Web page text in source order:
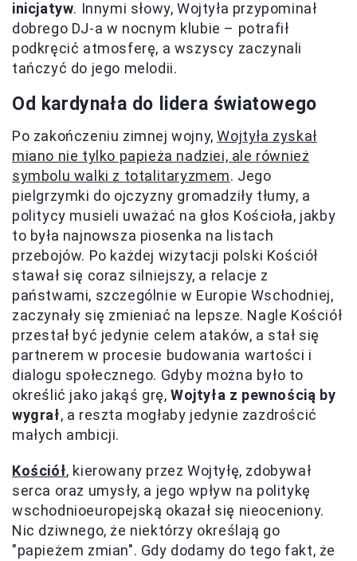
inicjatyw. Innymi słowy, Wojtyła przypominał
dobrego DJ-a w nocnym klubie – potrafił
podkręcić atmosferę, a wszyscy zaczynali
tańczyć do jego melodii.
Od kardynała do lidera światowego
Po zakończeniu zimnej wojny,Wojtyła zyskał
miano nie tylko papieża nadziei, ale również
symbolu walki z totalitaryzmem. Jego
pielgrzymki do ojczyzny gromadziły tłumy, a
politycy musieli uważać na głos Kościoła, jakby
to była najnowsza piosenka na listach
przebojów. Po każdej wizytacji polski Kościół
stawał się coraz silniejszy, a relacje z
państwami, szczególnie w Europie Wschodniej,
zaczynały się zmieniać na lepsze. Nagle Kościół
przestał być jedynie celem ataków, a stał się
partnerem w procesie budowania wartości i
dialogu społecznego. Gdyby można było to
określić jako jakąś grę,Wojtyła z pewnością by
wygrał, a reszta mogłaby jedynie zazdrościć
małych ambicji.
Kościół, kierowany przez Wojtyłę, zdobywał
serca oraz umysły, a jego wpływ na politykę
wschodnioeuropejską okazał się nieoceniony.
Nic dziwnego, że niektórzy określają go
"papieżem zmian". Gdy dodamy do tego fakt, że